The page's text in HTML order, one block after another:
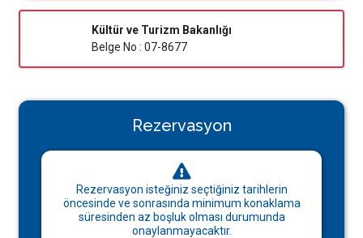
Kültür ve Turizm Bakanlığı
Belge No : 07-8677
Rezervasyon
Rezervasyon isteğiniz seçtiğiniz tarihlerin
öncesinde ve sonrasında minimum konaklama
süresinden az boşluk olması durumunda
onaylanmayacaktır.